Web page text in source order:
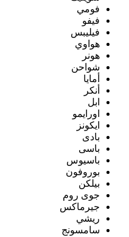
فومي
فيفو
فيليبس
هواوي
هونر
شواحن
أمايا
أنكر
ابل
اورايمو
ايكونز
بادى
باسى
باسيوس
بوروفون
بيلكن
جوى روم
جيرماكس
ريشي
سامسونج